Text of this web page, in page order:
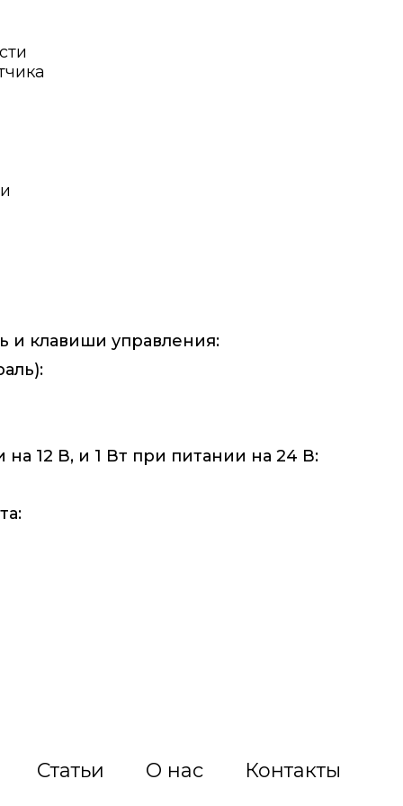
и клавиши управления:
12 В, и 1 Вт при питании на 24 В:
Статьи О нас Контакты